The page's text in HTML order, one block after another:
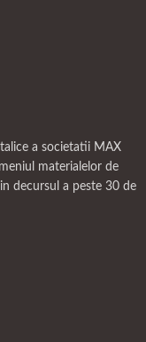
a societatii MAX
materialelor de
decursul a peste 30 de